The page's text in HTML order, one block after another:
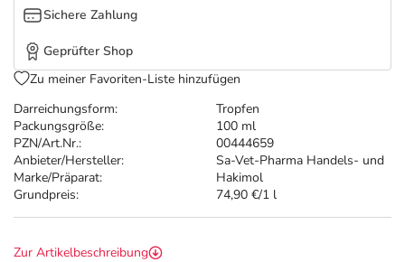
Darreichungsform:
Tropfen
Packungsgröße:
100 ml
PZN/Art.Nr.:
00444659
Anbieter/Hersteller:
Sa-Vet-Pharma Handels- und
Marke/Präparat:
Hakimol
Grundpreis:
74,90 €/1 l
Sichere Zahlung
Geprüfter Shop
Zu meiner Favoriten-Liste hinzufügen
Zur Artikelbeschreibung